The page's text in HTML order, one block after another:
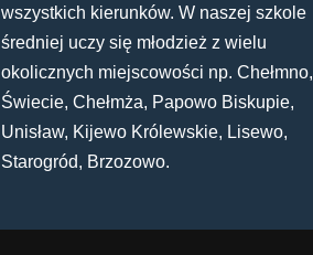
wszystkich kierunków. W naszej szkole
średniej uczy się młodzież z wielu
okolicznych miejscowości np. Chełmno,
Świecie, Chełmża, Papowo Biskupie,
Unisław, Kijewo Królewskie, Lisewo,
Starogród, Brzozowo.